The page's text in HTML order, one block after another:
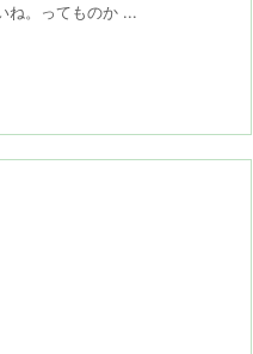
ね。ってものか ...